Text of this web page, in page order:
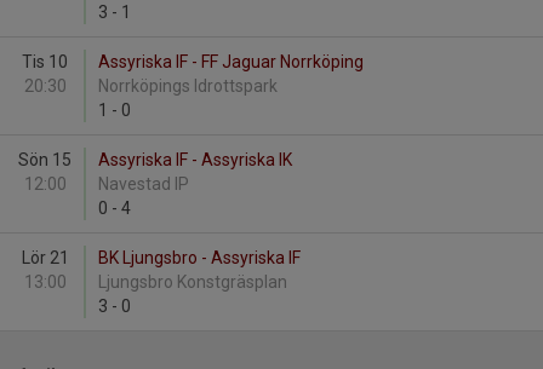
3 - 1
Tis 10
20:30
Assyriska IF - FF Jaguar Norrköping
Norrköpings Idrottspark
1 - 0
Sön 15
12:00
Assyriska IF - Assyriska IK
Navestad IP
0 - 4
Lör 21
13:00
BK Ljungsbro - Assyriska IF
Ljungsbro Konstgräsplan
3 - 0